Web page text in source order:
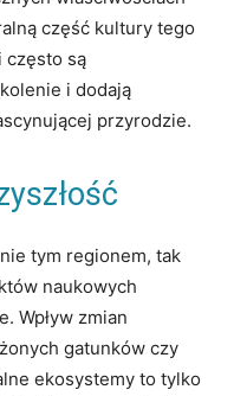
część kultury tego
często są
i dodają
przyrodzie.
tym regionem, tak
naukowych
Wpływ zmian
gatunków czy
ekosystemy to tylko